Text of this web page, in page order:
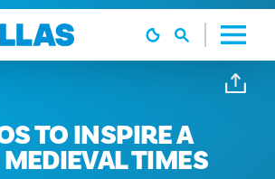
TO INSPIRE A
TIMES